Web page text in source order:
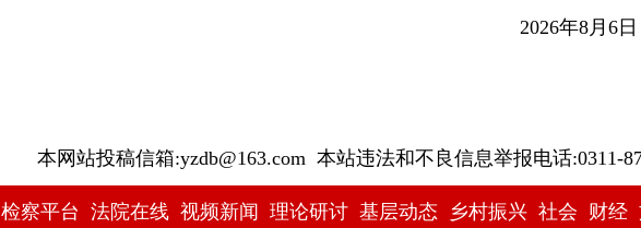
2026年8月6
本网站投稿信箱:yzdb@163.com 本站违法和不良信息举报电话:0311-
检察平台 法院在线 视频新闻 理论研讨 基层动态 乡村振兴 社会 财经